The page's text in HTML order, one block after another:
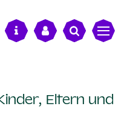
Eltern und